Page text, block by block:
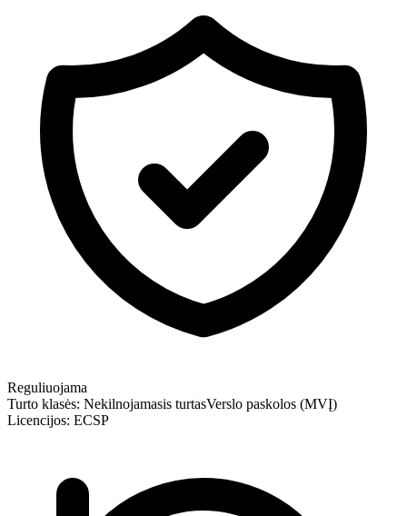
Reguliuojama
Turto klasės: Nekilnojamasis turtasVerslo paskolos (MVĮ)
Licencijos: ECSP